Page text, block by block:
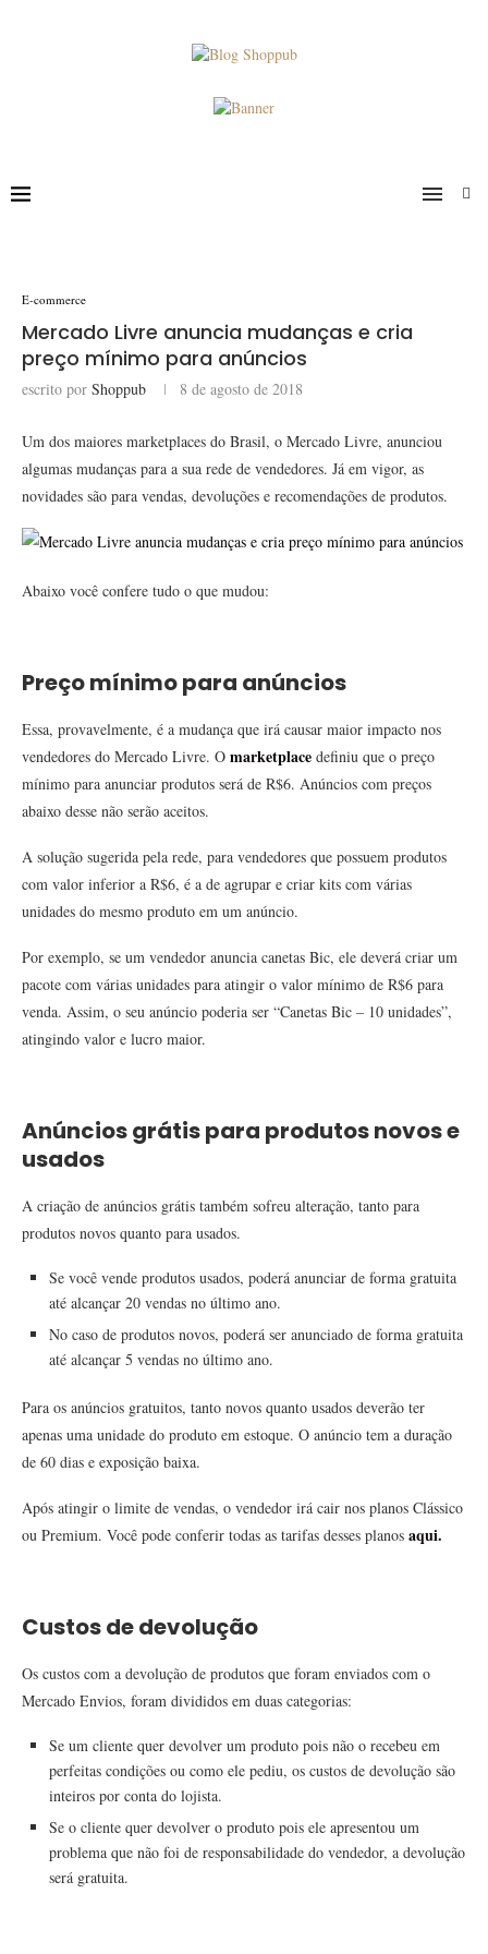
E-commerce
Mercado Livre anuncia mudanças e cria
preço mínimo para anúncios
escrito por Shoppub 8 de agosto de 2018
Um dos maiores marketplaces do Brasil, o Mercado Livre, anunciou
algumas mudanças para a sua rede de vendedores. Já em vigor, as
novidades são para vendas, devoluções e recomendações de produtos.
Abaixo você confere tudo o que mudou:
Preço mínimo para anúncios
Essa, provavelmente, é a mudança que irá causar maior impacto nos
vendedores do Mercado Livre. O marketplace definiu que o preço
mínimo para anunciar produtos será de R$6. Anúncios com preços
abaixo desse não serão aceitos.
A solução sugerida pela rede, para vendedores que possuem produtos
com valor inferior a R$6, é a de agrupar e criar kits com várias
unidades do mesmo produto em um anúncio.
Por exemplo, se um vendedor anuncia canetas Bic, ele deverá criar um
pacote com várias unidades para atingir o valor mínimo de R$6 para
venda. Assim, o seu anúncio poderia ser “Canetas Bic – 10 unidades”,
atingindo valor e lucro maior.
Anúncios grátis para produtos novos e
usados
A criação de anúncios grátis também sofreu alteração, tanto para
produtos novos quanto para usados.
Se você vende produtos usados, poderá anunciar de forma gratuita
até alcançar 20 vendas no último ano.
No caso de produtos novos, poderá ser anunciado de forma gratuita
até alcançar 5 vendas no último ano.
Para os anúncios gratuitos, tanto novos quanto usados deverão ter
apenas uma unidade do produto em estoque. O anúncio tem a duração
de 60 dias e exposição baixa.
Após atingir o limite de vendas, o vendedor irá cair nos planos Clássico
ou Premium. Você pode conferir todas as tarifas desses planos aqui.
Custos de devolução
Os custos com a devolução de produtos que foram enviados com o
Mercado Envios, foram divididos em duas categorias:
Se um cliente quer devolver um produto pois não o recebeu em
perfeitas condições ou como ele pediu, os custos de devolução são
inteiros por conta do lojista.
Se o cliente quer devolver o produto pois ele apresentou um
problema que não foi de responsabilidade do vendedor, a devolução
será gratuita.